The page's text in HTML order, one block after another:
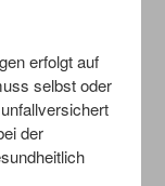
,Ruhrwiesen
,
erfolgt auf
selbst oder
der